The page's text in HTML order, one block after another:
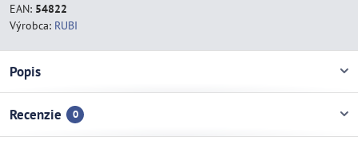
EAN: 54822
Výrobca: RUBI
Popis
Recenzie 0